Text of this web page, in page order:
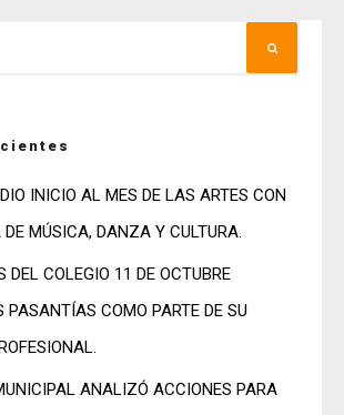
INICIO AL MES DE LAS ARTES CON
MÚSICA, DANZA Y CULTURA.
DEL COLEGIO 11 DE OCTUBRE
PASANTÍAS COMO PARTE DE SU
ANALIZÓ ACCIONES PARA